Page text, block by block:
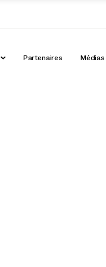
Partenaires Médias